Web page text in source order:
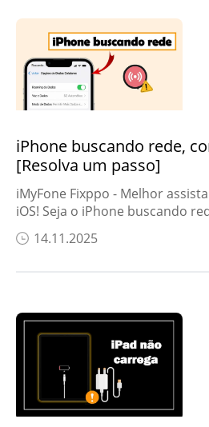
iPhone buscando rede,
[Resolva um passo]
iMyFone Fixppo - Melhor
iOS! Seja o iPhone buscando
14.11.2025